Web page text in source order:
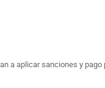
a aplicar sanciones y